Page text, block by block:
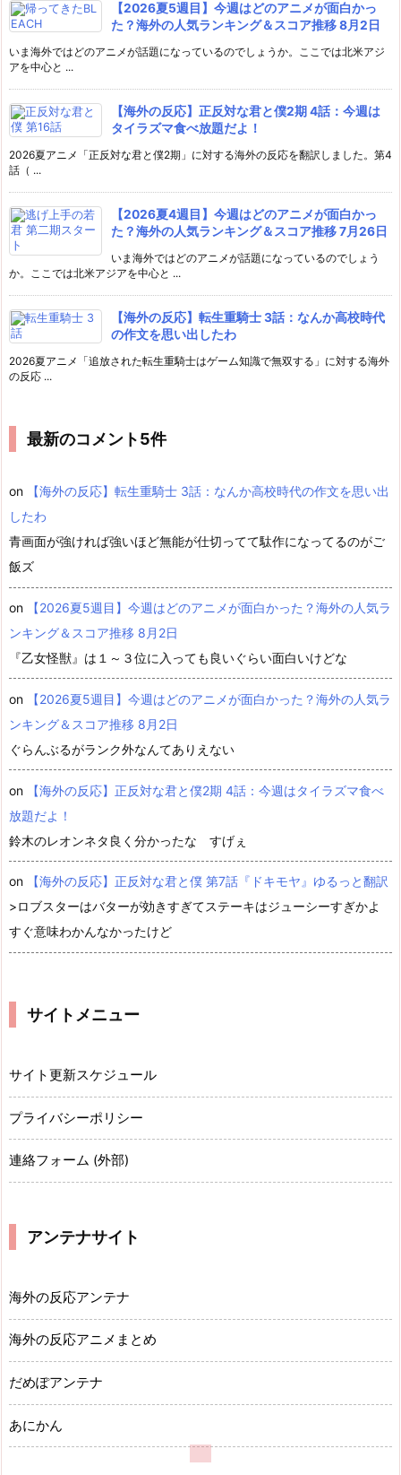
【2026夏5週目】今週はどのアニメが面白かっ
た？海外の人気ランキング＆スコア推移 8月2日
いま海外ではどのアニメが話題になっているのでしょうか。ここでは北米アジ
アを中心と ...
【海外の反応】正反対な君と僕2期 4話：今週は
タイラズマ食べ放題だよ！
2026夏アニメ「正反対な君と僕2期」に対する海外の反応を翻訳しました。第4
話（ ...
【2026夏4週目】今週はどのアニメが面白かっ
た？海外の人気ランキング＆スコア推移 7月26日
いま海外ではどのアニメが話題になっているのでしょう
か。ここでは北米アジアを中心と ...
【海外の反応】転生重騎士 3話：なんか高校時代
の作文を思い出したわ
2026夏アニメ「追放された転生重騎士はゲーム知識で無双する」に対する海外
の反応 ...
最新のコメント5件
on
【海外の反応】転生重騎士 3話：なんか高校時代の作文を思い出
したわ
青画面が強ければ強いほど無能が仕切ってて駄作になってるのがご
飯ズ
on
【2026夏5週目】今週はどのアニメが面白かった？海外の人気ラ
ンキング＆スコア推移 8月2日
『乙女怪獣』は１～３位に入っても良いぐらい面白いけどな
on
【2026夏5週目】今週はどのアニメが面白かった？海外の人気ラ
ンキング＆スコア推移 8月2日
ぐらんぶるがランク外なんてありえない
on
【海外の反応】正反対な君と僕2期 4話：今週はタイラズマ食べ
放題だよ！
鈴木のレオンネタ良く分かったな すげぇ
on
【海外の反応】正反対な君と僕 第7話『ドキモヤ』ゆるっと翻訳
>ロブスターはバターが効きすぎてステーキはジューシーすぎかよ
すぐ意味わかんなかったけど
サイトメニュー
サイト更新スケジュール
プライバシーポリシー
連絡フォーム (外部)
アンテナサイト
海外の反応アンテナ
海外の反応アニメまとめ
だめぽアンテナ
あにかん